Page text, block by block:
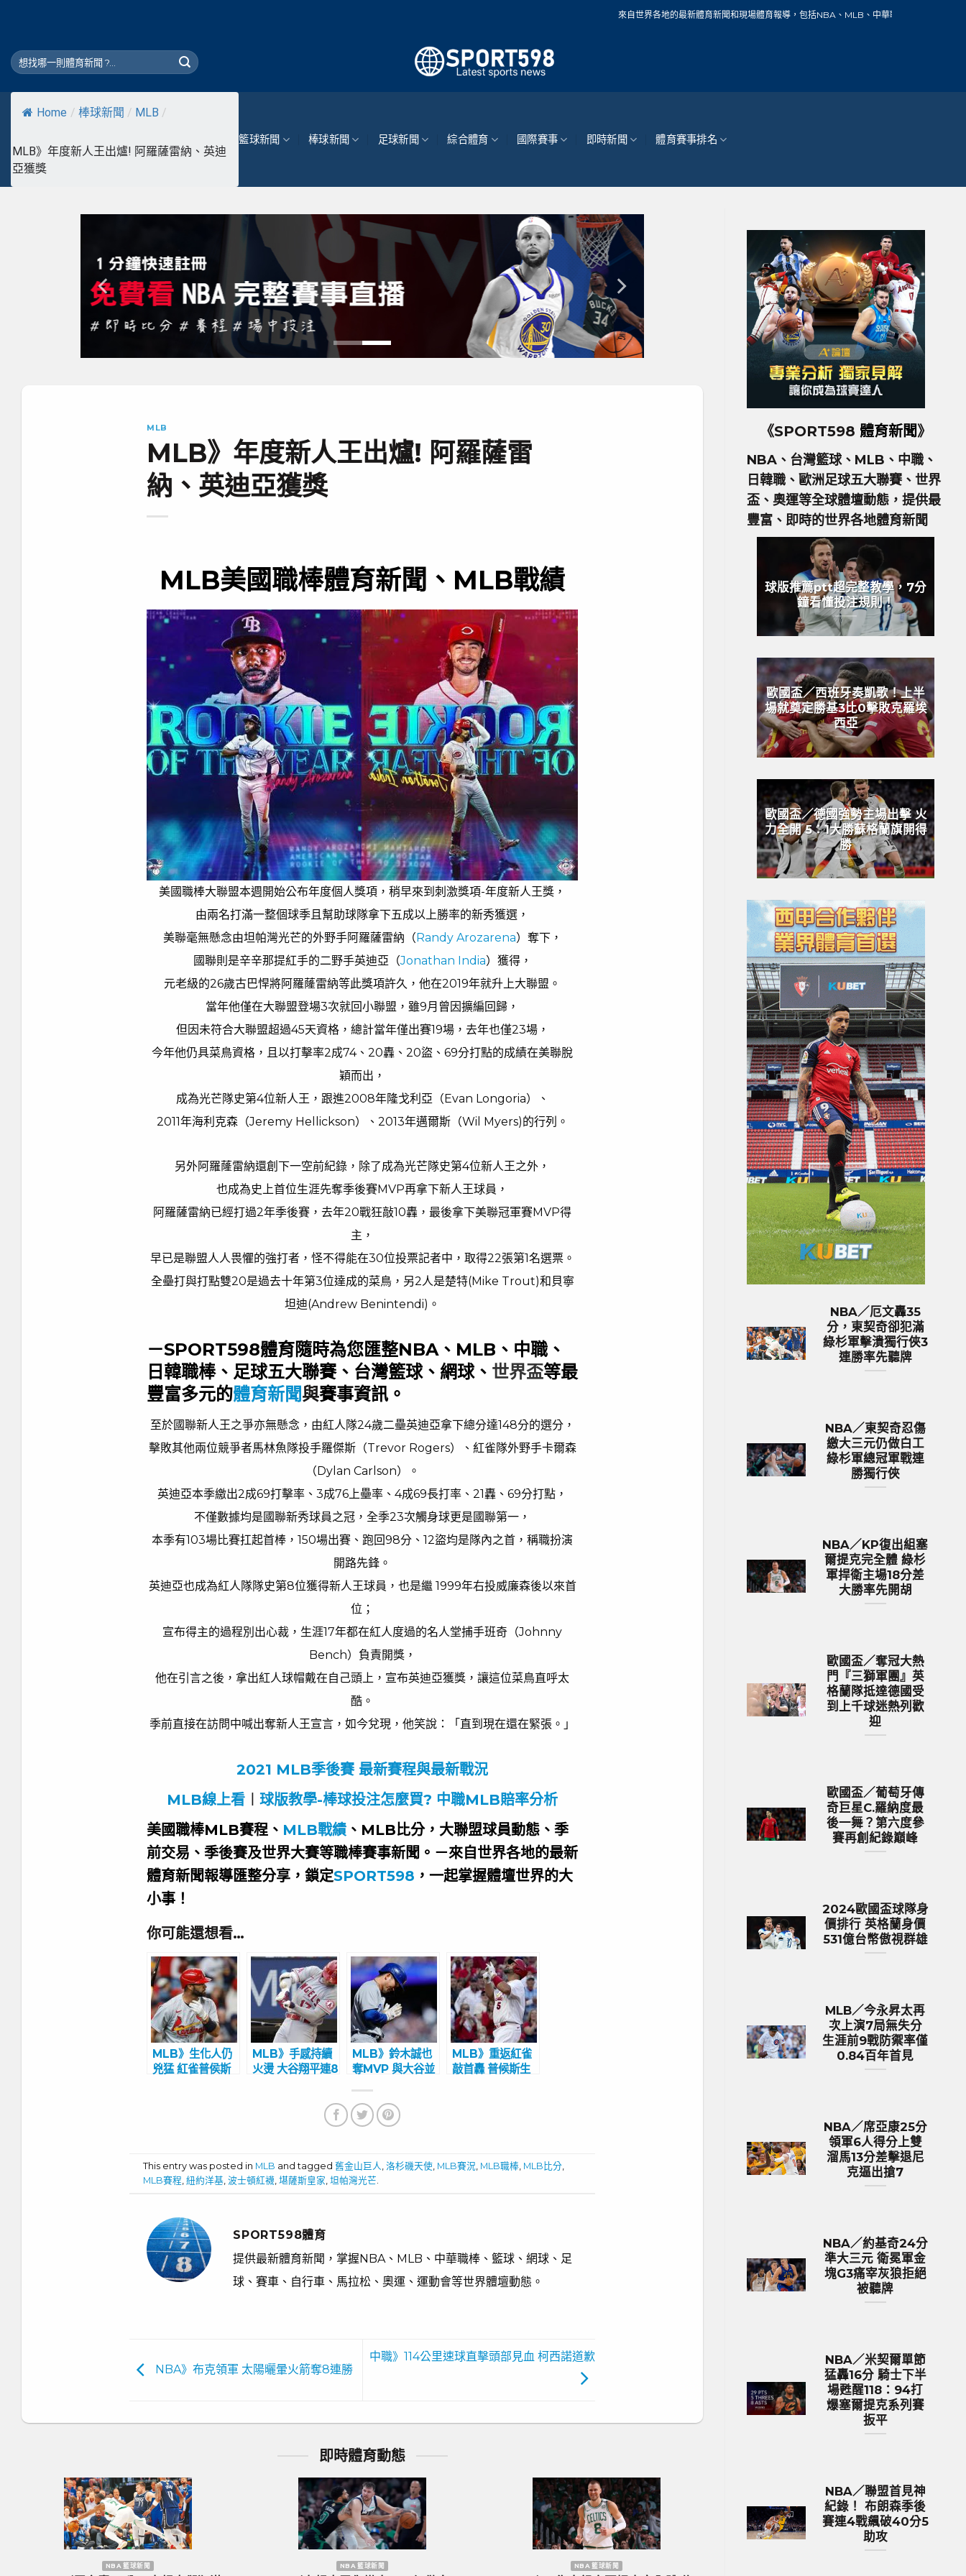
來自世界各地的最新體育新聞和現場體育報導，包括NBA、MLB、中華職棒、籃球、網球、足球、賽車、
Home / 棒球新聞 / MLB /
MLB》年度新人王出爐! 阿羅薩雷納、英迪
亞獲獎
籃球新聞 棒球新聞 足球新聞 綜合體育 國際賽事 即時新聞 體育賽事排名
MLB
MLB》年度新人王出爐! 阿羅薩雷
納、英迪亞獲獎
MLB美國職棒體育新聞、MLB戰績
美國職棒大聯盟本週開始公布年度個人獎項，稍早來到刺激獎項-年度新人王獎，
由兩名打滿一整個球季且幫助球隊拿下五成以上勝率的新秀獲選，
美聯毫無懸念由坦帕灣光芒的外野手阿羅薩雷納（Randy Arozarena）奪下，
國聯則是辛辛那提紅手的二野手英迪亞（Jonathan India）獲得，
元老級的26歲古巴悍將阿羅蕯雷納等此獎項許久，他在2019年就升上大聯盟。
當年他僅在大聯盟登場3次就回小聯盟，雖9月曾因擴編回歸，
但因未符合大聯盟超過45天資格，總計當年僅出賽19場，去年也僅23場，
今年他仍具菜鳥資格，且以打擊率2成74、20轟、20盜、69分打點的成績在美聯脫
穎而出，
成為光芒隊史第4位新人王，跟進2008年隆戈利亞（Evan Longoria）、
2011年海利克森（Jeremy Hellickson）、2013年邁爾斯（Wil Myers)的行列。
另外阿羅蕯雷納還創下一空前紀錄，除了成為光芒隊史第4位新人王之外，
也成為史上首位生涯先奪季後賽MVP再拿下新人王球員，
阿羅薩雷納已經打過2年季後賽，去年20戰狂敲10轟，最後拿下美聯冠軍賽MVP得
主，
早已是聯盟人人畏懼的強打者，怪不得能在30位投票記者中，取得22張第1名選票。
全壘打與打點雙20是過去十年第3位達成的菜鳥，另2人是楚特(Mike Trout)和貝寧
坦迪(Andrew Benintendi)。
－SPORT598體育隨時為您匯整NBA、MLB、中職、
日韓職棒、足球五大聯賽、台灣籃球、網球、 世界盃等最
豐富多元的體育新聞與賽事資訊。
至於國聯新人王之爭亦無懸念，由紅人隊24歲二壘英迪亞拿下總分達148分的選分，
擊敗其他兩位競爭者馬林魚隊投手羅傑斯（Trevor Rogers）、紅雀隊外野手卡爾森
（Dylan Carlson）。
英迪亞本季繳出2成69打擊率、3成76上壘率、4成69長打率、21轟、69分打點，
不僅數據均是國聯新秀球員之冠，全季23次觸身球更是國聯第一，
本季有103場比賽扛起首棒，150場出賽、跑回98分、12盜均是隊內之首，稱職扮演
開路先鋒。
英迪亞也成為紅人隊隊史第8位獲得新人王球員，也是繼 1999年右投威廉森後以來首
位；
宣布得主的過程別出心裁，生涯17年都在紅人度過的名人堂捕手班奇（Johnny
Bench）負責開獎，
他在引言之後，拿出紅人球帽戴在自己頭上，宣布英迪亞獲獎，讓這位菜鳥直呼太
酷。
季前直接在訪問中喊出奪新人王宣言，如今兌現，他笑說：「直到現在還在緊張。」
2021 MLB季後賽 最新賽程與最新戰況
MLB線上看
球版教學-棒球投注怎麼買? 中職MLB賠率分析
美國職棒MLB賽程、 MLB戰績 、MLB比分，大聯盟球員動態、季
前交易、季後賽及世界大賽等職棒賽事新聞。－來自世界各地的最新
體育新聞報導匯整分享，鎖定SPORT598 ，一起掌握體壇世界的大
小事！
你可能還想看…
MLB》生化人仍
兇猛 紅雀普侯斯
MLB》手感持續
火燙 大谷翔平連8
MLB》鈴木誠也
奪MVP 與大谷並
MLB》重返紅雀
敲首轟 普候斯生
This entry was posted in MLB and tagged舊金山巨人 ,洛杉磯天使 MLB賽況 MLB職棒 MLB比分
MLB賽程 ,紐約洋基 ,波士頓紅襪 ,堪薩斯皇家 ,坦帕灣光芒
SPORT598體育
提供最新體育新聞，掌握NBA、MLB、中華職棒、籃球、網球、足
球、賽車、自行車、馬拉松、奧運、運動會等世界體壇動態。
NBA》布克領軍 太陽曬暈火箭奪8連勝
中職》114公里速球直擊頭部見血 柯西諾道歉
即時體育動態
NBA 籃球新聞 歐洲國家盃 足球新聞 歐洲國家盃 足球新聞
《SPORT598 體育新聞》
NBA、台灣籃球、MLB、中職、
日韓職、歐洲足球五大聯賽、世界
盃、奧運等全球體壇動態，提供最
豐富、即時的世界各地體育新聞
球版推薦ptt超完整教學，7分
鐘看懂投注規則！
歐國盃／西班牙奏凱歌！上半
場就奠定勝基3比0擊敗克羅埃
西亞
歐國盃／德國強勢主場出擊 火
力全開 5：1大勝蘇格蘭旗開得
勝
NBA／厄文轟35
分，東契奇卻犯滿
綠杉軍擊潰獨行俠3
連勝率先聽牌
NBA／東契奇忍傷
繳大三元仍做白工
綠杉軍總冠軍戰連
勝獨行俠
NBA／KP復出組塞
爾提克完全體 綠杉
軍捍衛主場18分差
大勝率先開胡
歐國盃／奪冠大熱
門『三獅軍團』英
格蘭隊抵達德國受
到上千球迷熱列歡
迎
歐國盃／葡萄牙傳
奇巨星C.羅納度最
後一舞？第六度參
賽再創紀錄巔峰
2024歐國盃球隊身
價排行 英格蘭身價
531億台幣傲視群雄
MLB／今永昇太再
次上演7局無失分
生涯前9戰防禦率僅
0.84百年首見
NBA／席亞康25分
領軍6人得分上雙
溜馬13分差擊退尼
克逼出搶7
NBA／約基奇24分
準大三元 衛冕軍金
塊G3痛宰灰狼拒絕
被聽牌
NBA／米契爾單節
猛轟16分 騎士下半
場甦醒118：94打
爆塞爾提克系列賽
扳平
NBA／聯盟首見神
紀錄！ 布朗森季後
賽連4戰飆破40分5
助攻